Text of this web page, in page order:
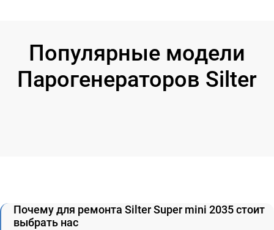
Популярные модели
Парогенераторов Silter
Почему для ремонта Silter Super mini 2035 стоит
выбрать нас